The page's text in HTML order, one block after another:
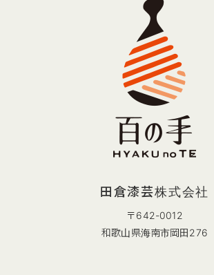
田倉漆芸株式会社
〒642-0012
和歌山県海南市岡田276